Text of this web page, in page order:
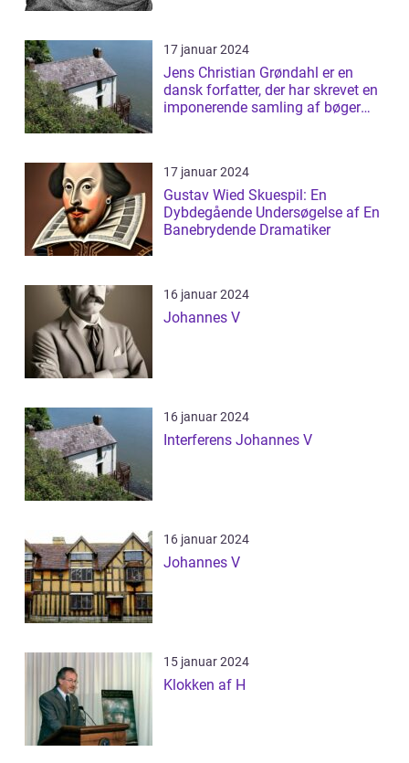
17 januar 2024
Jens Christian Grøndahl er en
dansk forfatter, der har skrevet en
imponerende samling af bøger
17 januar 2024
Gustav Wied Skuespil: En
Dybdegående Undersøgelse af En
Banebrydende Dramatiker
16 januar 2024
Johannes V
16 januar 2024
Interferens Johannes V
16 januar 2024
Johannes V
15 januar 2024
Klokken af H